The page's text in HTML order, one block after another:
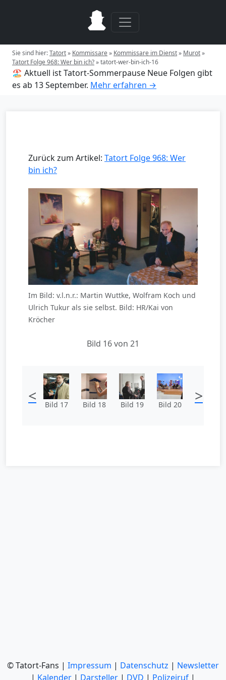
Sie sind hier:Tatort» Kommissare» Kommissare im Dienst» Murot»
Tatort Folge 968: Wer bin ich?»tatort-wer-bin-ich-16
🏖️ Aktuell ist Tatort-Sommerpause Neue Folgen gibt
es ab 13 September. Mehr erfahren →
Zurück zum Artikel: Tatort Folge 968: Wer
bin ich?
Im Bild: v.l.n.r.: Martin Wuttke, Wolfram Koch und
Ulrich Tukur als sie selbst. Bild: HR/Kai von
Kröcher
Bild 16 von 21
< Bild 17 Bild 18 Bild 19 Bild 20 >
© Tatort-Fans | Impressum | Datenschutz | Newsletter
| Kalender | Darsteller | DVD | Polizeiruf |